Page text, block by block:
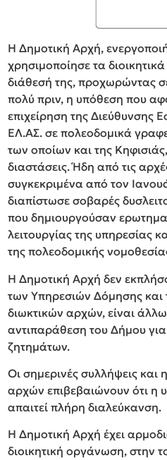
Η Δημοτική Αρχή,
χρησιμοποίησε τα
διάθεσή της, προχωρώντας
πολύ πριν, η υπόθεση που
επιχείρηση της Διεύθυνσης
ΕΛ.ΑΣ. σε πολεοδομικά
των οποίων και της
διαστάσεις. Ήδη από τις
συγκεκριμένα από τον
διαπίστωσε σοβαρές
που δημιουργούσαν
λειτουργίας της υπηρεσίας
της πολεοδομικής
Η Δημοτική Αρχή δεν
των Υπηρεσιών Δόμησης
διωκτικών αρχών, είναι
αντιπαράθεση του Δήμου
ζητημάτων.
Οι σημερινές συλλήψεις
αρχών επιβεβαιώνουν ότι η
απαιτεί πλήρη διαλεύκανση.
Η Δημοτική Αρχή έχει
διοικητική οργάνωση, στην